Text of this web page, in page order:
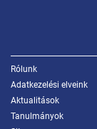
Rólunk
Adatkezelési elveink
Aktualitások
Tanulmányok